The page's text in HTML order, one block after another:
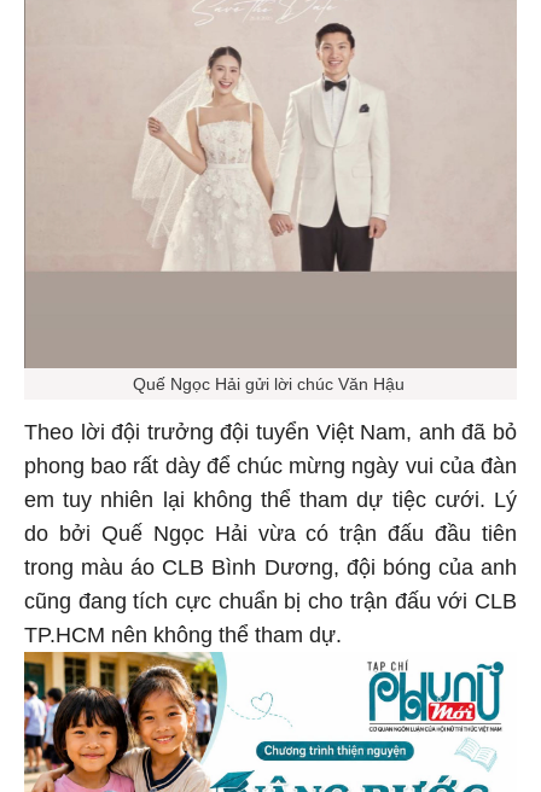
Quế Ngọc Hải gửi lời chúc Văn Hậu
Theo lời đội trưởng đội tuyển Việt Nam, anh đã bỏ
phong bao rất dày để chúc mừng ngày vui của đàn
em tuy nhiên lại không thể tham dự tiệc cưới. Lý
do bởi Quế Ngọc Hải vừa có trận đấu đầu tiên
trong màu áo CLB Bình Dương, đội bóng của anh
cũng đang tích cực chuẩn bị cho trận đấu với CLB
TP.HCM nên không thể tham dự.